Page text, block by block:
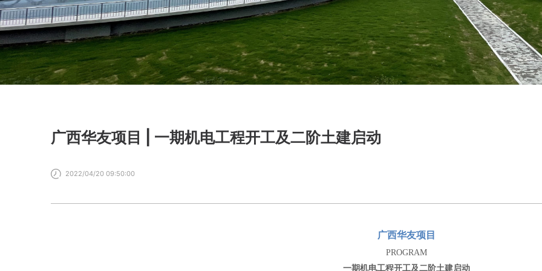
广西华友项目 | 一期机电工程开工及二阶土建启动
2022/04/20 09:50:00
广西华友项目
PROGRAM
一期机电工程开工及二阶土建启动